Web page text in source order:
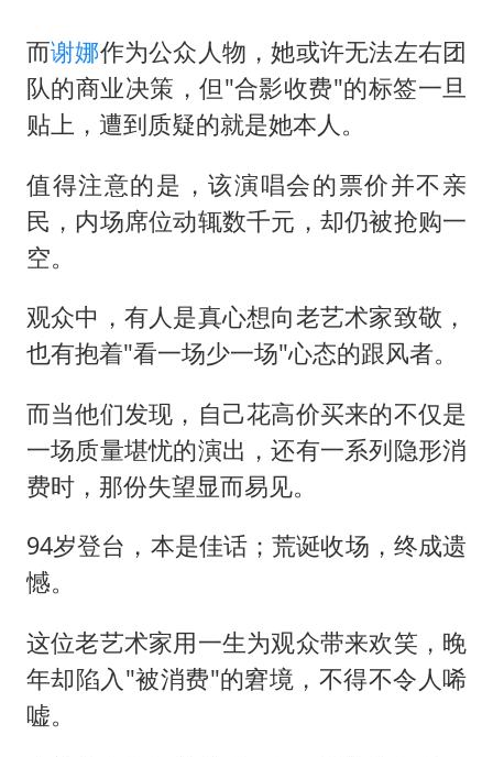
而谢娜作为公众人物，她或许无法左右团
队的商业决策，但"合影收费"的标签一旦
贴上，遭到质疑的就是她本人。
值得注意的是，该演唱会的票价并不亲
民，内场席位动辄数千元，却仍被抢购一
空。
观众中，有人是真心想向老艺术家致敬，
也有抱着"看一场少一场"心态的跟风者。
而当他们发现，自己花高价买来的不仅是
一场质量堪忧的演出，还有一系列隐形消
费时，那份失望显而易见。
94岁登台，本是佳话；荒诞收场，终成遗
憾。
这位老艺术家用一生为观众带来欢笑，晚
年却陷入"被消费"的窘境，不得不令人唏
嘘。